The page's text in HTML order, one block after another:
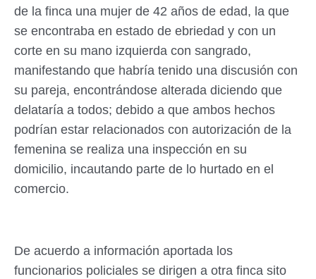
de la finca una mujer de 42 años de edad, la que
se encontraba en estado de ebriedad y con un
corte en su mano izquierda con sangrado,
manifestando que habría tenido una discusión con
su pareja, encontrándose alterada diciendo que
delataría a todos; debido a que ambos hechos
podrían estar relacionados con autorización de la
femenina se realiza una inspección en su
domicilio, incautando parte de lo hurtado en el
comercio.
De acuerdo a información aportada los
funcionarios policiales se dirigen a otra finca sito